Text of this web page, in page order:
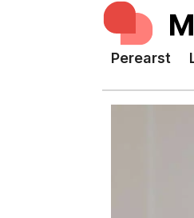
Perearst